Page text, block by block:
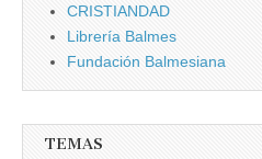
CRISTIANDAD
Librería Balmes
Fundación Balmesiana
TEMAS